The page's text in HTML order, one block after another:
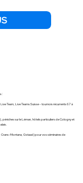
:
Team, Live Teams Suisse - tournois récurrents 67 à
sur le Léman, hôtels particuliers de Cologny et
Crans-Montana, Gstaad) pour vos séminaires de